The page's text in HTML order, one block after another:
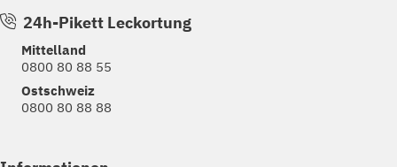
24h-Pikett Leckortung
Mittelland
0800 80 88 55
Ostschweiz
0800 80 88 88